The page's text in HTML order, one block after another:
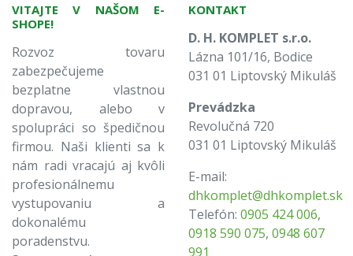
VITAJTE V NAŠOM E-
SHOPE!
Rozvoz tovaru
zabezpečujeme
bezplatne vlastnou
dopravou, alebo v
spolupráci so špedičnou
firmou. Naši klienti sa k
nám radi vracajú aj kvôli
profesionálnemu
vystupovaniu a
dokonalému
poradenstvu.
KONTAKT
D. H. KOMPLET s.r.o.
Lázna 101/16, Bodice
031 01 Liptovský Mikuláš
Prevádzka
Revolučná 720
031 01 Liptovský Mikuláš
E-mail:
dhkomplet@dhkomplet.sk
Telefón: 0905 424 006,
0918 590 075, 0948 607
991